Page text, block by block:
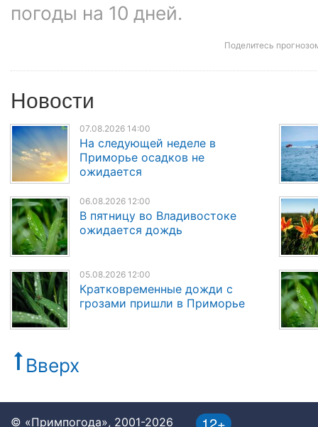
погоды на 10 дней.
Поделитесь
Новости
07.08.2026 14:00
На следующей неделе в
Приморье осадков не
ожидается
06.08.2026 12:00
В пятницу во Владивостоке
ожидается дождь
05.08.2026 12:00
Кратковременные дожди с
грозами пришли в Приморье
Вверх
© «Примпогода», 2001-2026